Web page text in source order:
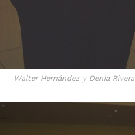
Walter Hernández y Denia Rivera